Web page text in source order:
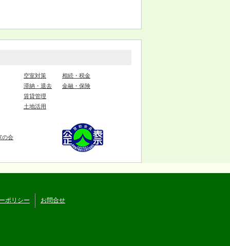
の会
空室対策
滞納・退去
賃貸管理
土地活用
相続・税金
金融・保険
ポリシー お問合せ